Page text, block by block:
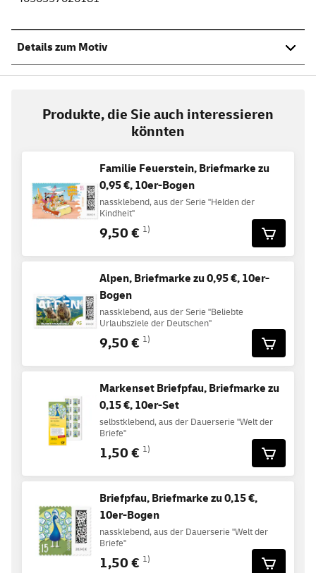
Details zum Motiv
Produkte, die Sie auch interessieren
könnten
Familie Feuerstein, Briefmarke zu
0,95 €, 10er-Bogen
nassklebend, aus der Serie "Helden der
Kindheit"
9,50 € 1)
Alpen, Briefmarke zu 0,95 €, 10er-
Bogen
nassklebend, aus der Serie "Beliebte
Urlaubsziele der Deutschen"
9,50 € 1)
Markenset Briefpfau, Briefmarke zu
0,15 €, 10er-Set
selbstklebend, aus der Dauerserie "Welt der
Briefe"
1,50 € 1)
Briefpfau, Briefmarke zu 0,15 €,
10er-Bogen
nassklebend, aus der Dauerserie "Welt der
Briefe"
1,50 € 1)